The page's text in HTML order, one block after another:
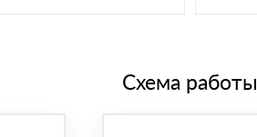
Схема работы